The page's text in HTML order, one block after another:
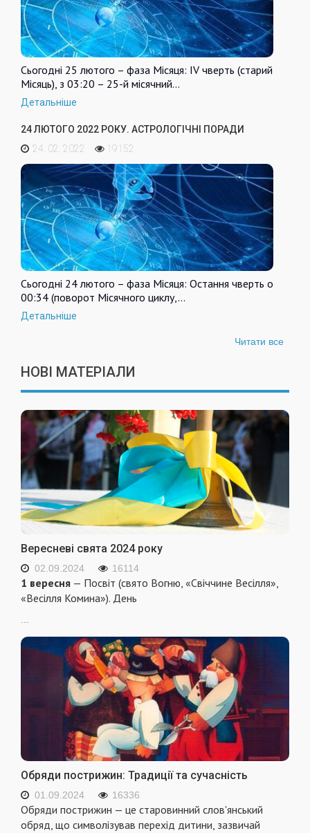
Сьогодні 25 лютого – фаза Місяця: IV чверть (старий
Місяць), з 03:20 – 25-й місячний…
Детальніше
24 ЛЮТОГО 2022 РОКУ. АСТРОЛОГІЧНІ ПОРАДИ
24. 02. 2022
19152
Сьогодні 24 лютого – фаза Місяця: Остання чверть о
00:34 (поворот Місячного циклу,…
Детальніше
Читати все
НОВІ МАТЕРІАЛИ
Вересневі свята 2024 року
02.09.2024 16114
1 вересня — Посвіт (свято Вогню, «Свіччине Весілля»,
«Весілля Комина»). День
Обряди пострижин: Традиції та сучасність
01.09.2024 16336
Обряди пострижин — це старовинний слов'янський
обряд, що символізував перехід дитини, зазвичай